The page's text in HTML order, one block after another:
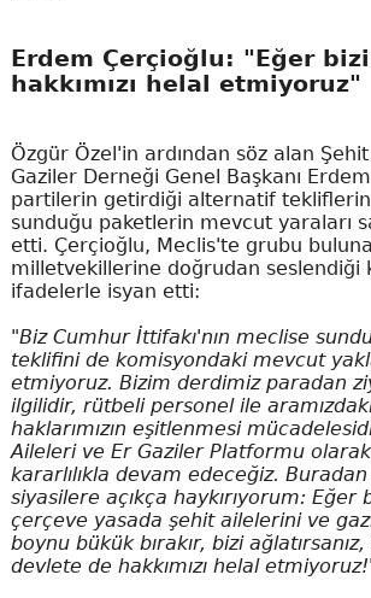
Erdem Çerçioğlu: "Eğer bizi
hakkımızı helal etmiyoruz"
Özgür Özel'in ardından söz alan
Gaziler Derneği Genel Başkanı
partilerin getirdiği alternatif
sunduğu paketlerin mevcut yaraları
etti. Çerçioğlu, Meclis'te grubu
milletvekillerine doğrudan seslendiği
ifadelerle isyan etti:
"Biz Cumhur İttifakı'nın meclise
teklifini de komisyondaki mevcut
etmiyoruz. Bizim derdimiz paradan
ilgilidir, rütbeli personel ile
haklarımızın eşitlenmesi
Aileleri ve Er Gaziler Platformu
kararlılıkla devam edeceğiz.
siyasilere açıkça haykırıyorum: Eğer
çerçeve yasada şehit ailelerini ve
boynu bükük bırakır, bizi
devlete de hakkımızı helal